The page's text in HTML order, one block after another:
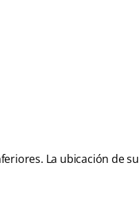
La ubicación de su